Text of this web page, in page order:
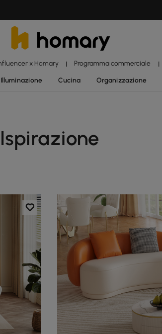
x Homary | Programma commerciale |
Illuminazione Cucina Organizzazione
Ispirazione